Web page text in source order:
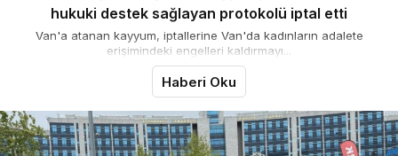
hukuki destek sağlayan protokolü iptal etti
Van'a atanan kayyum, iptallerine Van'da kadınların adalete
erişimindeki engelleri kaldırmayı...
Haberi Oku